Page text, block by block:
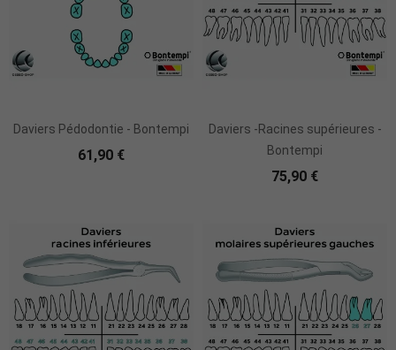
Daviers Pédodontie - Bontempi
61,90 €
Daviers -Racines supérieures -
Bontempi
75,90 €